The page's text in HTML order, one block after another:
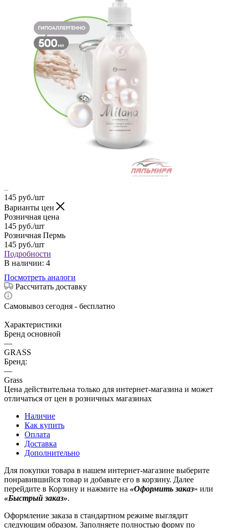
145 руб./шт
Варианты цен
Розничная цена
145 руб./шт
Розничная Пермь
145 руб./шт
Подробности
В наличии: 4
Посмотреть аналоги
Рассчитать доставку
Самовывоз сегодня - бесплатно
Характеристики
Бренд основной
—
GRASS
Бренд:
—
Grass
Цена действительна только для интернет-магазина и может
отличаться от цен в розничных магазинах
Наличие
Как купить
Оплата
Доставка
Дополнительно
Для покупки товара в нашем интернет-магазине выберите
понравившийся товар и добавьте его в корзину. Далее
перейдите в Корзину и нажмите на «Оформить заказ» или
«Быстрый заказ».
Оформление заказа в стандартном режиме выглядит
следующим образом. Заполняете полностью форму по